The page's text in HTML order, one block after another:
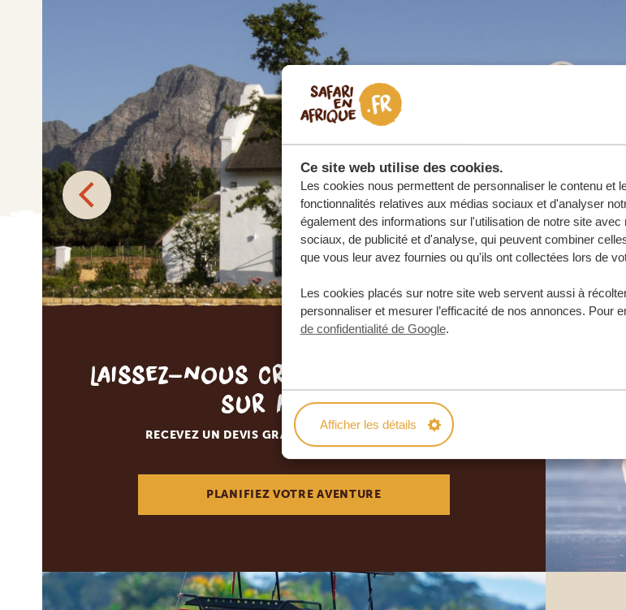
Ce site web utilise des cookies.
Les cookies nous permettent de personnaliser le contenu et
fonctionnalités relatives aux médias sociaux et d'analyser
également des informations sur l'utilisation de notre site
sociaux, de publicité et d'analyse, qui peuvent combiner
que vous leur avez fournies ou qu'ils ont collectées lors de
Les cookies placés sur notre site web servent aussi à
personnaliser et mesurer l’efficacité de nos annonces. Pour
de confidentialité de Google.
Afficher les détails
Laissez-nous créer votre voyage
sur mesure
RECEVEZ UN DEVIS GRATUIT, SANS ENGAGEMENT
PLANIFIEZ VOTRE AVENTURE